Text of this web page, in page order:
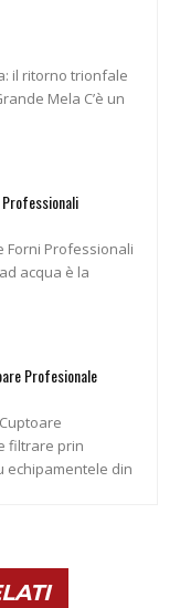
il ritorno trionfale
Mela C’è un
Forni Professionali
acqua è la
Profesionale
echipamentele din